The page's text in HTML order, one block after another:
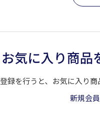
お気に入り商品
録を行うと、お気に入り
新規会